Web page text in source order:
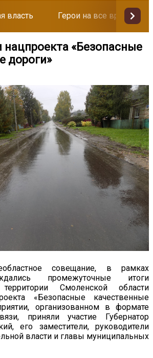
власть Герои на все времена
нацпроекта «Безопасные
дороги»
совещание, в рамках
промежуточные итоги
Смоленской области
«Безопасные качественные
организованном в формате
приняли участие Губернатор
его заместители, руководители
власти и главы муниципальных